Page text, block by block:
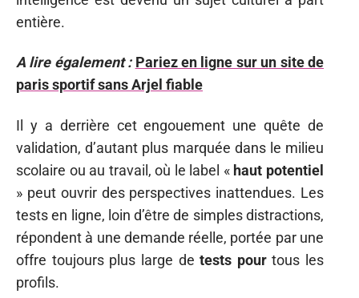
entière.
A lire également : Pariez en ligne sur un site de
paris sportif sans Arjel fiable
Il y a derrière cet engouement une quête de
validation, d’autant plus marquée dans le milieu
scolaire ou au travail, où le label « haut potentiel
» peut ouvrir des perspectives inattendues. Les
tests en ligne, loin d’être de simples distractions,
répondent à une demande réelle, portée par une
offre toujours plus large detests pourtous les
profils.